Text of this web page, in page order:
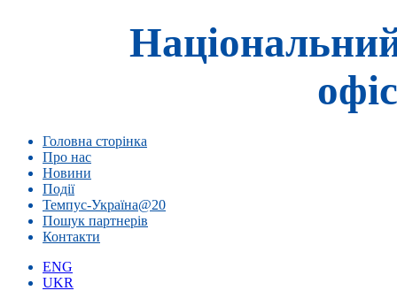
Головна сторінка
Про нас
Новини
Події
Темпус-Україна@20
Пошук партнерів
Контакти
ENG
UKR